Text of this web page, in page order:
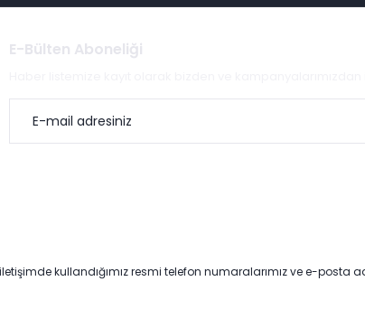
E-Bülten Aboneliği
kullandığımız resmi telefon numaralarımız ve e-posta